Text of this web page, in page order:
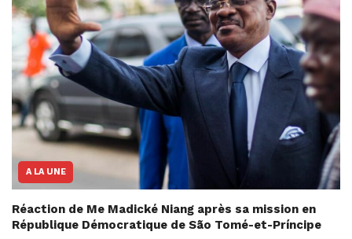
A LA UNE
Réaction de Me Madické Niang après sa mission en
République Démocratique de São Tomé-et-Príncipe